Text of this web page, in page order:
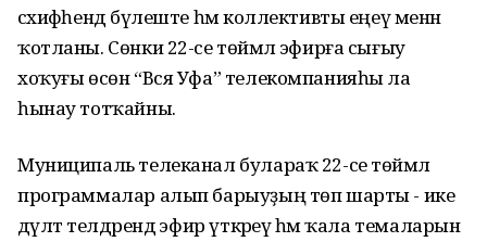
сәхифәһендә бүлеште һәм коллективты еңеү менән
ҡотланы. Сөнки 22-се төймәлә эфирға сығыу
хоҡуғы өсөн “Вся Уфа” телекомпанияһы ла
һынау тотҡайны.
Муниципаль телеканал булараҡ 22-се төймәлә
программалар алып барыуҙың төп шарты - ике
дәүләт телдәрендә эфир үткәреү һәм ҡала темаларын